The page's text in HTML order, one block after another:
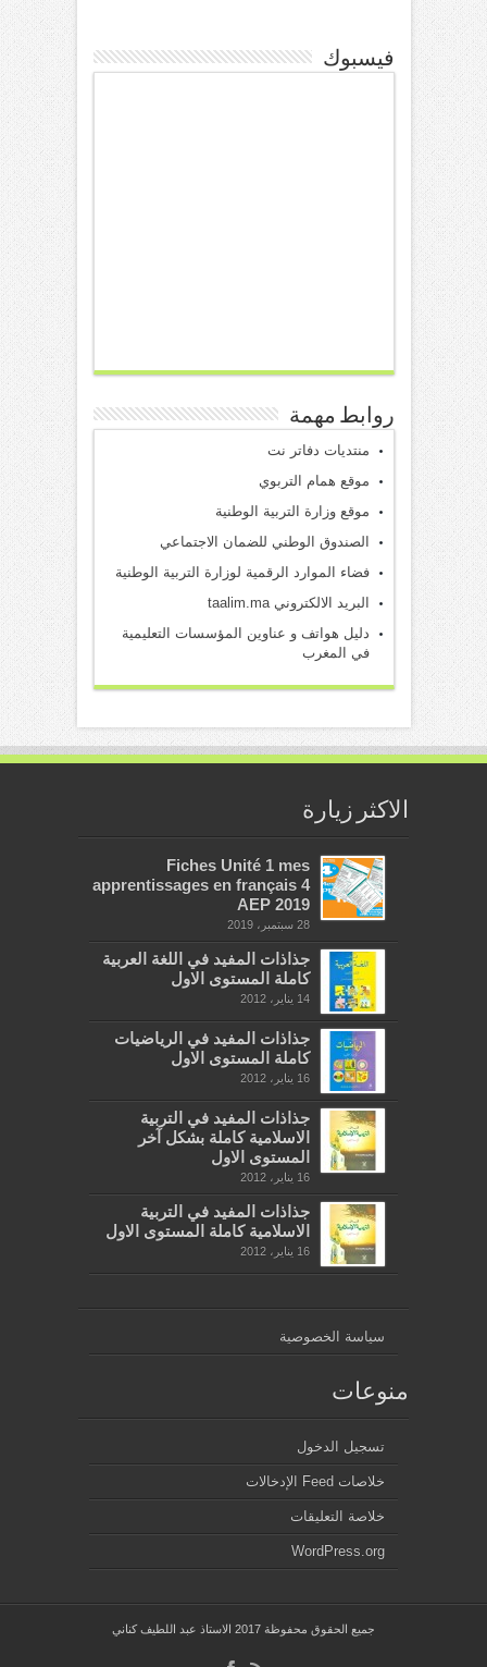
فيسبوك
روابط مهمة
منتديات دفاتر نت
موقع همام التربوي
موقع وزارة التربية الوطنية
الصندوق الوطني للضمان الاجتماعي
فضاء الموارد الرقمية لوزارة التربية الوطنية
البريد الالكتروني taalim.ma
دليل هواتف و عناوين المؤسسات التعليمية
في المغرب
الاكثر زيارة
Fiches Unité 1 mes
apprentissages en français 4
AEP 2019
28 سبتمبر، 2019
جذاذات المفيد في اللغة العربية
كاملة المستوى الاول
14 يناير، 2012
جذاذات المفيد في الرياضيات
كاملة المستوى الاول
16 يناير، 2012
جذاذات المفيد في التربية
الاسلامية كاملة بشكل آخر
المستوى الاول
16 يناير، 2012
جذاذات المفيد في التربية
الاسلامية كاملة المستوى الاول
16 يناير، 2012
سياسة الخصوصية
منوعات
تسجيل الدخول
خلاصات Feed الإدخالات
خلاصة التعليقات
WordPress.org
جميع الحقوق محفوظة 2017 الاستاذ عبد اللطيف كناني